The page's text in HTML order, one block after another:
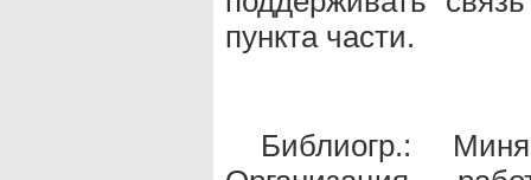
пункта части.
Библиогр.: